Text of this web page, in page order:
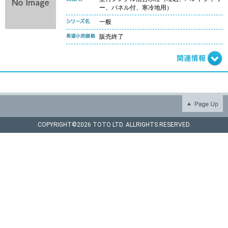
ー、パネル付、寒冷地用）
一般
販売終了
COPYRIGHT©2026 TOTO LTD. ALLRIGHTS RESERVED.